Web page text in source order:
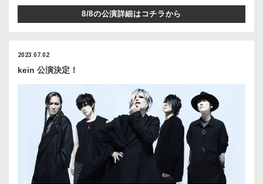
8/8の公演詳細はコチラから
2023.07.02
kein 公演決定！